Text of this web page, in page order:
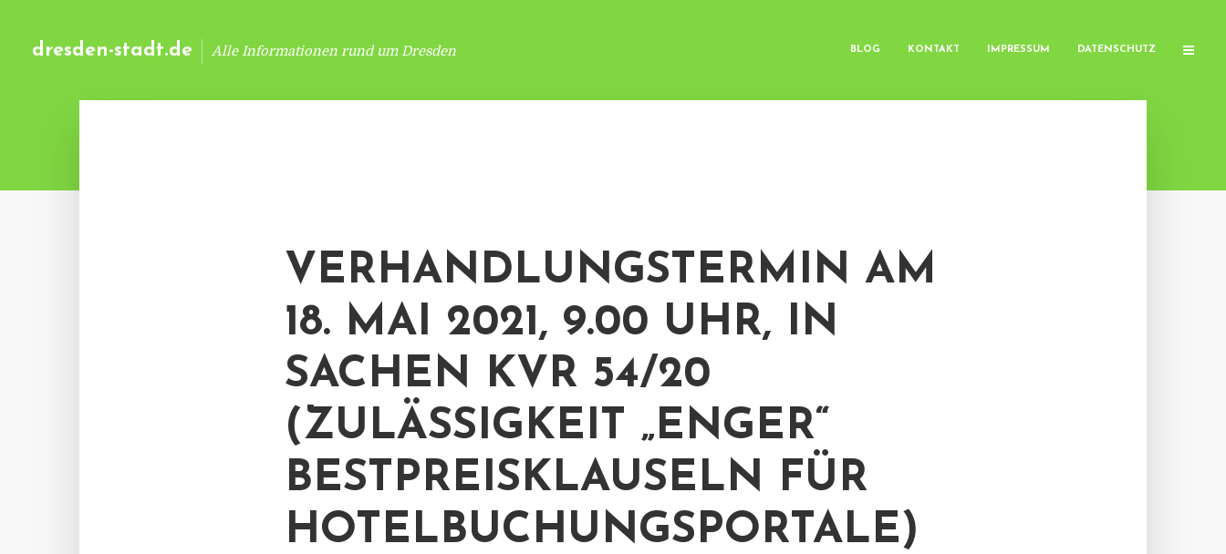
dresden-stadt.de Alle Informationen rund um Dresden BLOG KONTAKT IMPRESSUM DATENSCHUTZ
VERHANDLUNGSTERMIN AM
18. MAI 2021, 9.00 UHR, IN
SACHEN KVR 54/20
(ZULÄSSIGKEIT „ENGER“
BESTPREISKLAUSELN FÜR
HOTELBUCHUNGSPORTALE)